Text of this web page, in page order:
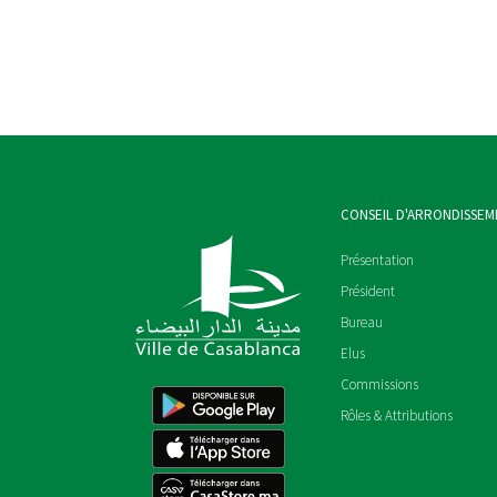
CONSEIL
Présentation
Président
Bureau
Elus
Commissions
Rôles & Attributions